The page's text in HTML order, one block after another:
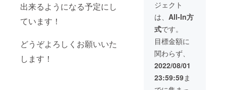
出来るようになる予定にし
ています！
どうぞよろしくお願いいた
します！
して私
のこと
を知っ
てもら
いたい
と思い
ます！
(15分
程) たと
えば、
私に対
ジェクト
は、 All-In方
式です。
目標金額に
関わらず、
2022/08/01
23:59:59ま